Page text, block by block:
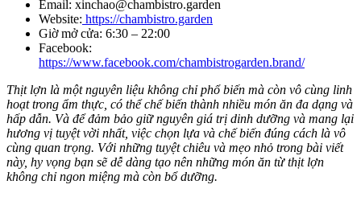
Email: xinchao@chambistro.garden
Website: https://chambistro.garden
Giờ mở cửa: 6:30 – 22:00
Facebook:
https://www.facebook.com/chambistrogarden.brand/
Thịt lợn là một nguyên liệu không chỉ phổ biến mà còn vô cùng linh
hoạt trong ẩm thực, có thể chế biến thành nhiều món ăn đa dạng và
hấp dẫn. Và để đảm bảo giữ nguyên giá trị dinh dưỡng và mang lại
hương vị tuyệt vời nhất, việc chọn lựa và chế biến đúng cách là vô
cùng quan trọng. Với những tuyệt chiêu và mẹo nhỏ trong bài viết
này, hy vọng bạn sẽ dễ dàng tạo nên những món ăn từ thịt lợn
không chỉ ngon miệng mà còn bổ dưỡng.